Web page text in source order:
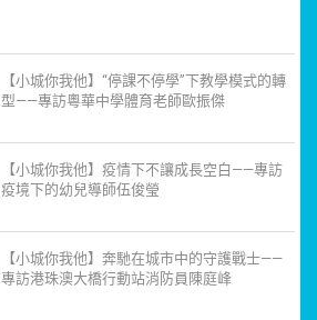
【小城你我他】“停課不停學”下教學模式的轉
型——專訪粵華中學體育老師歐振傑
【小城你我他】疫情下不讓成長空白——專訪
疫境下的幼兒導師伍俊瑩
【小城你我他】奔馳在城市中的守護戰士——
專訪港珠澳大橋行動站消防員陳庭峰